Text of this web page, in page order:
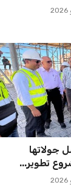
جولاتها
تطوير...